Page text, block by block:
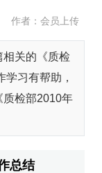
作者：会员上传
关的《质检
习有帮助，
质检部2010年
总结